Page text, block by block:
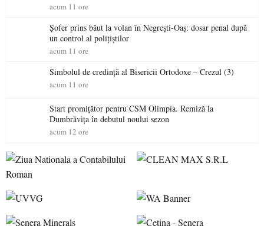
acum 11 ore
Șofer prins băut la volan în Negrești-Oaș: dosar penal după
un control al polițiștilor
acum 11 ore
Simbolul de credinţă al Bisericii Ortodoxe – Crezul (3)
acum 11 ore
Start promițător pentru CSM Olimpia. Remiză la
Dumbrăvița în debutul noului sezon
acum 12 ore